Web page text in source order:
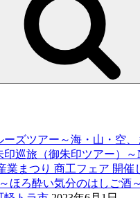
ーズツアー～海・山・空
印巡旅（御朱印ツアー）
業まつり 商工フェア 開催
ほろ酔い気分のはしご酒～